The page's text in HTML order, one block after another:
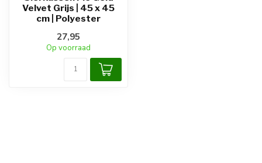
Velvet Grijs | 45 x 45
cm | Polyester
27,95
Op voorraad